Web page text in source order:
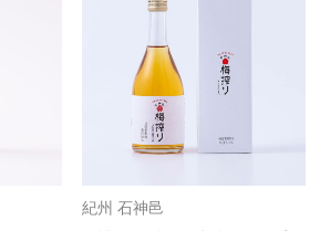
紀州 石神邑